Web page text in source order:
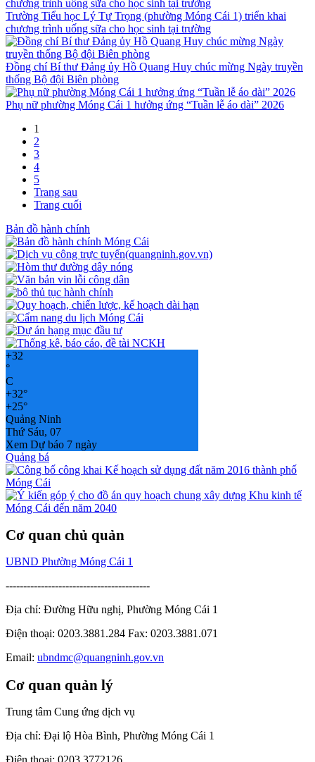
Trường Tiểu học Lý Tự Trọng (phường Móng Cái 1) triển khai
chương trình uống sữa cho học sinh tại trường
Đồng chí Bí thư Đảng ủy Hồ Quang Huy chúc mừng Ngày truyền
thống Bộ đội Biên phòng
Phụ nữ phường Móng Cái 1 hưởng ứng “Tuần lễ áo dài” 2026
1
2
3
4
5
Trang sau
Trang cuối
Bản đồ hành chính
+32
°
C
+32°
+25°
Quảng Ninh
Thứ Sáu, 07
Xem Dự báo 7 ngày
Quảng bá
Cơ quan chủ quản
UBND Phường Móng Cái 1
-----------------------------------------
Địa chỉ: Đường Hữu nghị, Phường Móng Cái 1
Điện thoại: 0203.3881.284 Fax: 0203.3881.071
Email: ubndmc@quangninh.gov.vn
Cơ quan quản lý
Trung tâm Cung ứng dịch vụ
Địa chỉ: Đại lộ Hòa Bình, Phường Móng Cái 1
Điện thoại: 0203 3772126